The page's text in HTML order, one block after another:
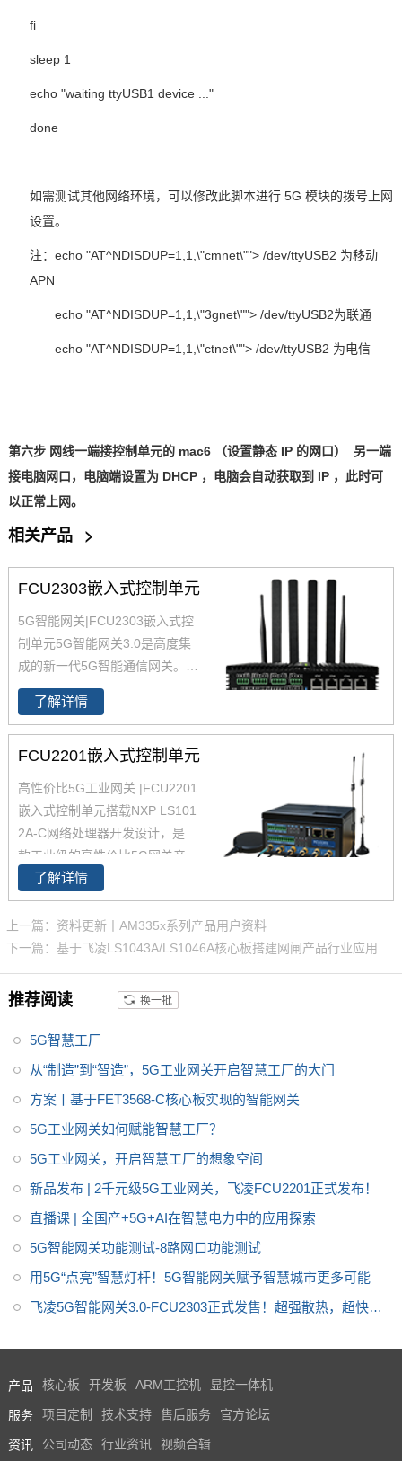
fi
sleep 1
echo "waiting ttyUSB1 device ..."
done
如需测试其他网络环境，可以修改此脚本进行5G 模块的拨号上网
设置。
注： echo "AT^NDISDUP=1,1,\"cmnet\""> /dev/ttyUSB2 为移动
APN
echo "AT^NDISDUP=1,1,\"3gnet\""> /dev/ttyUSB2为联通
echo "AT^NDISDUP=1,1,\"ctnet\""> /dev/ttyUSB2 为电信
第六步 网线一端接控制单元的 mac6 （设置静态 IP 的网口） 另一端
接电脑网口，电脑端设置为 DHCP ，电脑会自动获取到 IP ，此时可
以正常上网。
相关产品 >
FCU2303嵌入式控制单元
5G智能网关|FCU2303嵌入式控
制单元5G智能网关3.0是高度集
成的新一代5G智能通信网关。
G智能网关高算力CPU，采用无
风扇设计，提供强大的边缘计算
能力的同时保证系统长时间稳定
运行。5G网关支持全网通5G模
广泛适用于智慧城市、智慧工
厂、智慧电力、智慧水务、智慧
用Ubuntu18.04系统，集成丰富
的第三方组件Samba、Lighttp
C、QEMU）、IPSEC、OpenSS
用户二次开发。
了解详情
FCU2201嵌入式控制单元
高性价比5G工业网关 |FCU2201
嵌入式控制单元搭载NXP LS101
2A-C网络处理器开发设计，是一
款工业级的高性价比5G网关产
品，采用无风扇散热设计；CPU
主频1GHz，RAM 512MB，满足
一般边缘计算和数据转发的能
力；并支持Ubuntu18.04和Open
计；5G模组采用M.2封装可插拔
方式，可更换为4G模组做成本优
化；以及支持5个RS485接口，
适用于智慧工厂、智慧农业、智
慧城市、智慧医疗等领域，关于
传感器数据采集、网络摄像头图
上传等应用。
了解详情
上一篇：资料更新丨AM335x系列产品用户资料
下一篇：基于飞凌LS1043A/LS1046A核心板搭建网闸产品行业应用
推荐阅读 换一批
5G智慧工厂
从“制造”到“智造”，5G工业网关开启智慧工厂的大门
方案丨基于FET3568-C核心板实现的智能网关
5G工业网关如何赋能智慧工厂？
5G工业网关，开启智慧工厂的想象空间
新品发布 | 2千元级5G工业网关，飞凌FCU2201正式发布！
直播课 | 全国产+5G+AI在智慧电力中的应用探索
5G智能网关功能测试-8路网口功能测试
用5G“点亮”智慧灯杆！5G智能网关赋予智慧城市更多可能
飞凌5G智能网关3.0-FCU2303正式发售！超强散热，超快升
产品 核心板 开发板 ARM工控机 显控一体机
服务 项目定制 技术支持 售后服务 官方论坛
资讯 公司动态 行业资讯 视频合辑